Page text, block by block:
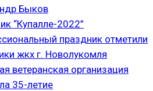
Быков
“Купалле-2022”
праздник отметили
жкх г. Новолукомля
ветеранская организация
35-летие